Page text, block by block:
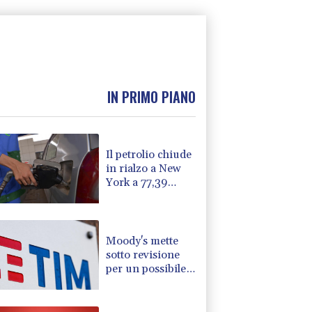
IN PRIMO PIANO
Il petrolio chiude
in rialzo a New
York a 77,39
Moody's mette
sotto revisione
per un possibile